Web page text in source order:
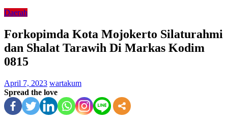
Daerah
Forkopimda Kota Mojokerto Silaturahmi
dan Shalat Tarawih Di Markas Kodim
0815
April 7, 2023 wartakum
Spread the love